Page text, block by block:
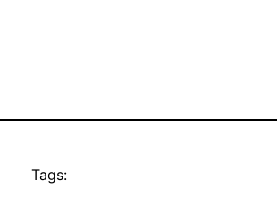
Tags: